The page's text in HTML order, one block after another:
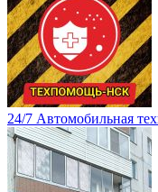
24/7 Автомобильная